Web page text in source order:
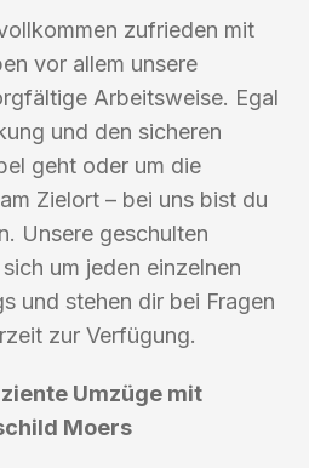
zufrieden mit
vor allem unsere
Arbeitsweise. Egal
und den sicheren
geht oder um die
Zielort – bei uns bist du
Unsere geschulten
um jeden einzelnen
und stehen dir bei Fragen
zur Verfügung.
Umzüge mit
Moers